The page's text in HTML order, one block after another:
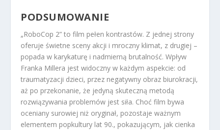
PODSUMOWANIE
„RoboCop 2” to film pełen kontrastów. Z jednej strony
oferuje świetne sceny akcji i mroczny klimat, z drugiej –
popada w karykaturę i nadmierną brutalność. Wpływ
Franka Millera jest widoczny w każdym aspekcie: od
traumatyzacji dzieci, przez negatywny obraz biurokracji,
aż po przekonanie, że jedyną skuteczną metodą
rozwiązywania problemów jest siła. Choć film bywa
oceniany surowiej niż oryginał, pozostaje ważnym
elementem popkultury lat 90., pokazującym, jak cienka